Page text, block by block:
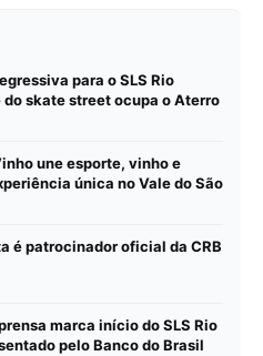
para o SLS Rio
skate street ocupa o Aterro
une esporte, vinho e
única no Vale do São
é patrocinador oficial da CRB
marca início do SLS Rio
pelo Banco do Brasil